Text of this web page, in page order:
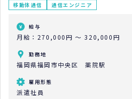
移動体通信 通信エンジニア
給与
月給：270,000円 ～ 320,000円
勤務地
福岡県福岡市中央区 薬院駅
雇用形態
派遣社員